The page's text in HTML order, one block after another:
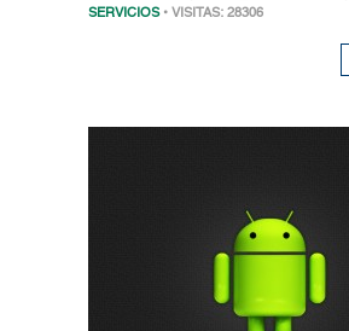
SERVICIOS • VISITAS: 28306